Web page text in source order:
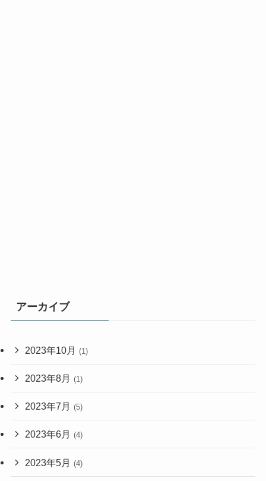
アーカイブ
2023年10月 (1)
2023年8月 (1)
2023年7月 (5)
2023年6月 (4)
2023年5月 (4)